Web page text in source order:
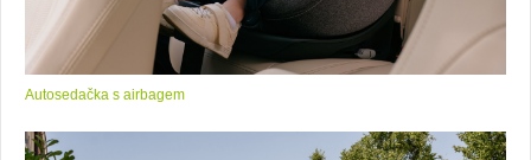
Autosedačka s airbagem